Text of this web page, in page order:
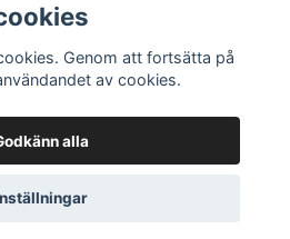
SM Släpet AB
Genom att fortsätta på
av cookies.
alla